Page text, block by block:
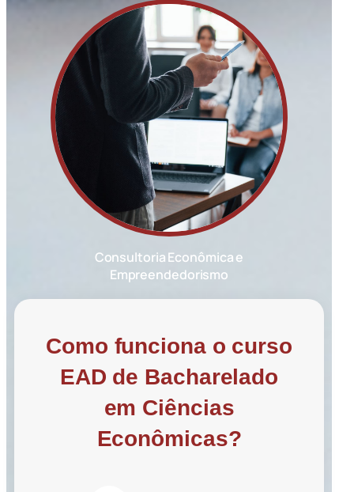
Consultoria Econômica e
Empreendedorismo
Como funciona o curso
EAD de Bacharelado
em Ciências
Econômicas?